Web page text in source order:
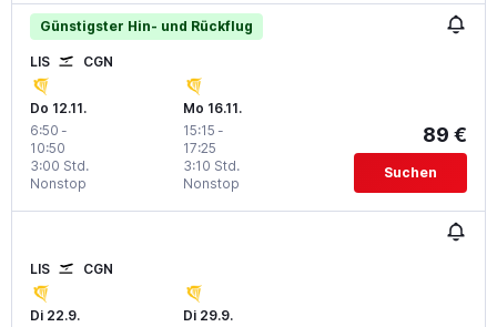
Günstigster Hin- und Rückflug
LIS CGN
Do 12.11.
6:50 -
10:50
Nonstop
3:00 Std.
Mo 16.11.
15:15 -
17:25
Nonstop
3:10 Std.
89 €
Suchen
LIS CGN
Di 22.9.
Di 29.9.